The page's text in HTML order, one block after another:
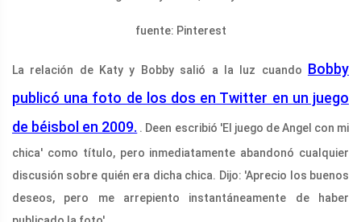
fuente: Pinterest
La relación de Katy y Bobby salió a la luz cuando Bobby
publicó una foto de los dos en Twitter en un juego
de béisbol en 2009. . Deen escribió 'El juego de Angel con mi
chica' como título, pero inmediatamente abandonó cualquier
discusión sobre quién era dicha chica. Dijo: 'Aprecio los buenos
deseos, pero me arrepiento instantáneamente de haber